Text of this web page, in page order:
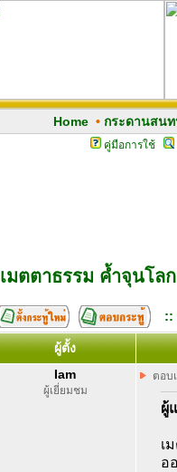
Home• กระดานสน
คู่มือการใช้
เมตตาธรรม ค้ำจุนโล
::
ผู้ตั้ง
Iam
ผู้เยี่ยมชม
ตอบ
ผู้
เ
อ